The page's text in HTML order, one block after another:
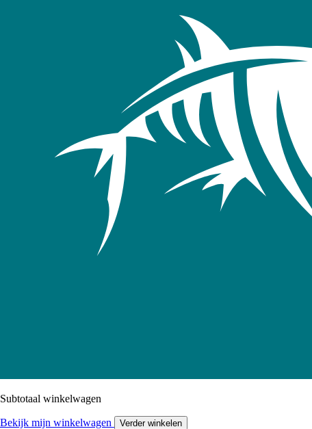
Subtotaal winkelwagen
Bekijk mijn winkelwagen Verder winkelen